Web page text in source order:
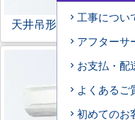
天井吊形
工事につい
アフターサ
お支払・配
よくあるご
初めてのお